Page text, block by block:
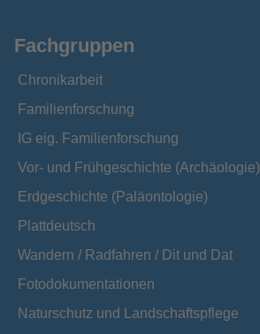
Fachgruppen
Chronikarbeit
Familienforschung
IG eig. Familienforschung
Vor- und Frühgeschichte (Archäologie)
Erdgeschichte (Paläontologie)
Plattdeutsch
Wandern / Radfahren / Dit und Dat
Fotodokumentationen
Naturschutz und Landschaftspflege